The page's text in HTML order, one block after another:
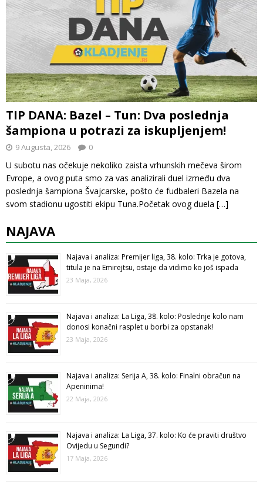
TIP DANA: Bazel – Tun: Dva poslednja
šampiona u potrazi za iskupljenjem!
9 Augusta, 2026 0
U subotu nas očekuje nekoliko zaista vrhunskih mečeva širom
Evrope, a ovog puta smo za vas analizirali duel između dva
poslednja šampiona Švajcarske, pošto će fudbaleri Bazela na
svom stadionu ugostiti ekipu Tuna.Početak ovog duela […]
NAJAVA
Najava i analiza: Premijer liga, 38. kolo: Trka je gotova,
titula je na Emirejtsu, ostaje da vidimo ko još ispada
23 Maja, 2026
Najava i analiza: La Liga, 38. kolo: Poslednje kolo nam
donosi konačni rasplet u borbi za opstanak!
23 Maja, 2026
Najava i analiza: Serija A, 38. kolo: Finalni obračun na
Apeninima!
22 Maja, 2026
Najava i analiza: La Liga, 37. kolo: Ko će praviti društvo
Ovijedu u Segundi?
17 Maja, 2026